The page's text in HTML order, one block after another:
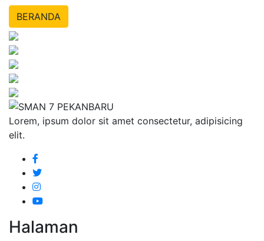
BERANDA
Lorem, ipsum dolor sit amet consectetur, adipisicing
elit.
Halaman